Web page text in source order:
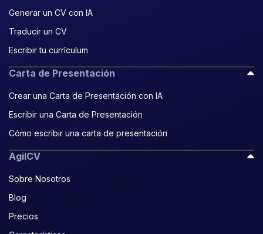
Generar un CV con IA
Traducir un CV
Escribir tu currículum
Carta de Presentación
Crear una Carta de Presentación con IA
Escribir una Carta de Presentación
Cómo escribir una carta de presentación
AgilCV
Sobre Nosotros
Blog
Precios